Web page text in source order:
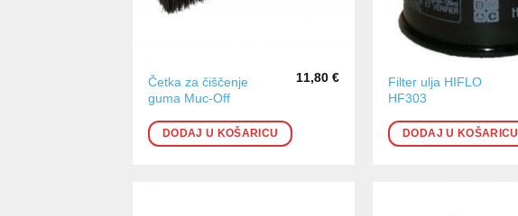
Četka za čiščenje
guma Muc-Off
11,80€
DODAJ U KOŠARICU
Filter ulja HIFLO
HF303
DODAJ U KOŠARICU